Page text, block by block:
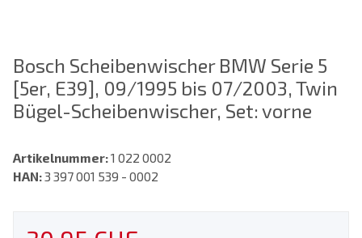
Bosch Scheibenwischer BMW Serie 5
[5er, E39], 09/1995 bis 07/2003, Twin
Bügel-Scheibenwischer, Set: vorne
Artikelnummer:1 022 0002
HAN:3 397 001 539 - 0002